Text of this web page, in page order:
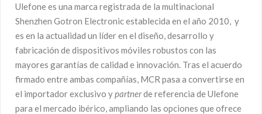
Ulefone es una marca registrada de la multinacional
Shenzhen Gotron Electronic establecida en el año 2010, y
es en la actualidad un líder en el diseño, desarrollo y
fabricación de dispositivos móviles robustos con las
mayores garantías de calidad e innovación. Tras el acuerdo
firmado entre ambas compañías, MCR pasa a convertirse en
el importador exclusivo ypartnerde referencia de Ulefone
para el mercado ibérico, ampliando las opciones que ofrece